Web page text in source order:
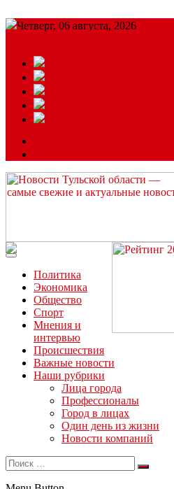
Четверг, 06 августа, 2026
Читайте последние новости дня в
“ЗаНовомосковск”
Политика
Экономика
Общество
Спорт
Мнения и
интервью
Происшествия
Важные новости
Наши рубрики
Лица города
Профессионалы
Город в лицах
Один день из жизни
Новости компаний